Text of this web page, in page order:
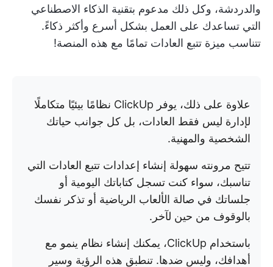
والدردشة، وكل ذلك مدعوم بتقنية الذكاء الاصطناعي
التي تساعدك على العمل بشكل أسرع وأكثر ذكاءً.
تتناسب ميزة تتبع العادات تمامًا مع هذه المنصة!
علاوة على ذلك، يوفر ClickUp نظامًا بيئيًا متكاملًا
لإدارة ليس فقط العادات، بل كل جوانب حياتك
الشخصية والمهنية.
تتيح مرونته سهولة إنشاء إعدادات تتبع العادات التي
تناسبك، سواء كنت تسجل كتاباتك اليومية أو
جلساتك في صالة الألعاب الرياضية أو تذكر نفسك
بالوقوف من حين لآخر.
باستخدام ClickUp، يمكنك إنشاء نظام ينمو مع
أهدافك، وليس ضدها. تنطبق هذه الرؤية وسير